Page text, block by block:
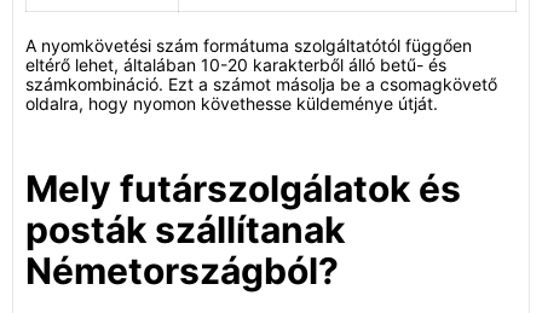
A nyomkövetési szám formátuma szolgáltatótól függően
eltérő lehet, általában 10-20 karakterből álló betű- és
számkombináció. Ezt a számot másolja be a csomagkövető
oldalra, hogy nyomon követhesse küldeménye útját.
Mely futárszolgálatok és
posták szállítanak
Németországból?